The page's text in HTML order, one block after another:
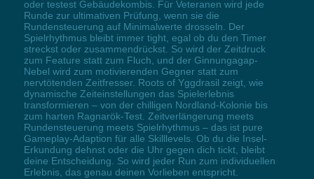
oder testest Gebäudekombis. Für Veteranen wird jede
Runde zur ultimativen Prüfung, wenn sie die
Rundensteuerung auf Minimalwerte drosseln. Der
Spielrhythmus bleibt immer tight, egal ob du den Timer
streckst oder zusammendrückst. So wird der Zeitdruck
zum Feature statt zum Fluch, und der Ginnungagap-
Nebel wird zum motivierenden Gegner statt zum
nervtötenden Zeitfresser. Roots of Yggdrasil zeigt, wie
dynamische Zeiteinstellungen das Spielerlebnis
transformieren – von der chilligen Nordland-Kolonie bis
zum harten Ragnarök-Test. Zeitverlängerung meets
Rundensteuerung meets Spielrhythmus – das ist pure
Gameplay-Adaption für alle Skilllevels. Ob du die Insel-
Erkundung dehnst oder die Uhr gegen dich tickt, bleibt
deine Entscheidung. So wird jeder Run zum individuellen
Erlebnis, das genau deinen Vorlieben entspricht.